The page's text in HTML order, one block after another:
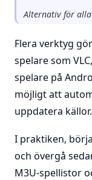
Alternativ för
Flera verktyg
spelare som
spelare på
möjligt att
uppdatera källor.
I praktiken,
och övergå
M3U-spellistor